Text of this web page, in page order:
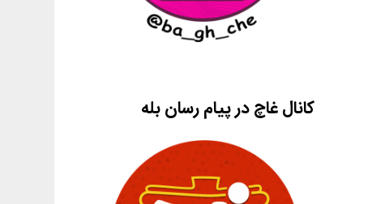
کانال غاچ در پیام رسان بله